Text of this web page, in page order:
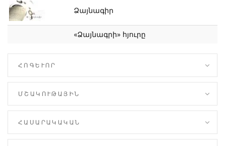
Ձայնագիր
«Ձայնագրի» հյուրը
ՀՈԳԵՒՈՐ
ՄՇԱԿՈՒԹԱՅԻՆ
ՀԱՍԱՐԱԿԱԿԱՆ